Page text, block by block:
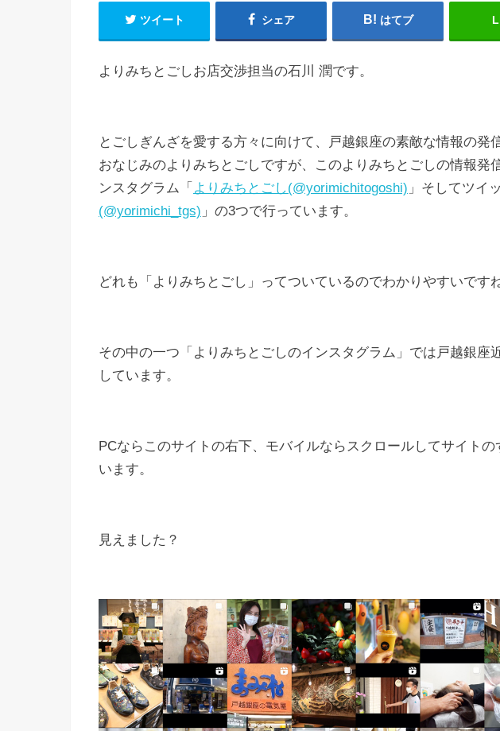
ツイート シェア はてブ
よりみちとごしお店交渉担当の石川 潤です。
とごしぎんざを愛する方々に向けて、戸越銀座の素敵な情報の発
おなじみのよりみちとごしですが、このよりみちとごしの情報発
ンスタグラム「 よりみちとごし(@yorimichitogoshi) 」そしてツイ
(@yorimichi_tgs) 」の3つで行っています。
どれも「よりみちとごし」ってついているのでわかりやすいですね
その中の一つ「よりみちとごしのインスタグラム」では戸越銀座
しています。
PCならこのサイトの右下、モバイルならスクロールしてサイト
います。
見えました？